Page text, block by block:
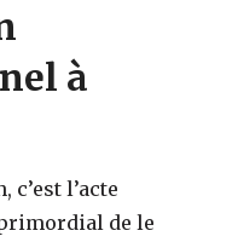
à
l’acte
de le